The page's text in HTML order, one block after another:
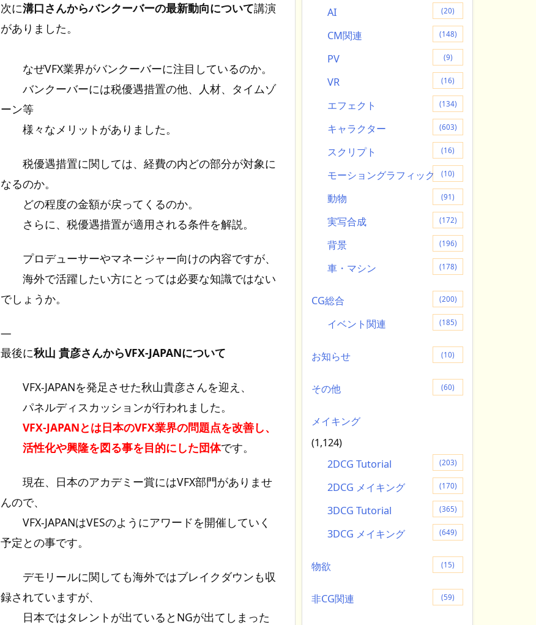
次に溝口さんからバンクーバーの最新動向について講演
がありました。
なぜVFX業界がバンクーバーに注目しているのか。
バンクーバーには税優遇措置の他、人材、タイムゾ
ーン等
様々なメリットがありました。
税優遇措置に関しては、経費の内どの部分が対象に
なるのか。
どの程度の金額が戻ってくるのか。
さらに、税優遇措置が適用される条件を解説。
プロデューサーやマネージャー向けの内容ですが、
海外で活躍したい方にとっては必要な知識ではない
でしょうか。
—
最後に秋山 貴彦さんからVFX-JAPANについて
VFX-JAPANを発足させた秋山貴彦さんを迎え、
パネルディスカッションが行われました。
VFX-JAPANとは日本のVFX業界の問題点を改善し、
活性化や興隆を図る事を目的にした団体です。
現在、日本のアカデミー賞にはVFX部門がありませ
んので、
VFX-JAPANはVESのようにアワードを開催していく
予定との事です。
デモリールに関しても海外ではブレイクダウンも収
録されていますが、
日本ではタレントが出ているとNGが出てしまった
AI (20)
CM関連 (148)
PV (9)
VR (16)
エフェクト (134)
キャラクター (603)
スクリプト (16)
モーショングラフィック (10)
動物 (91)
実写合成 (172)
背景 (196)
車・マシン (178)
CG総合 (200)
イベント関連 (185)
お知らせ (10)
その他 (60)
メイキング
(1,124)
2DCG Tutorial
(203)
2DCG メイキング (170)
3DCG Tutorial (365)
3DCG メイキング (649)
物欲 (15)
非CG関連 (59)